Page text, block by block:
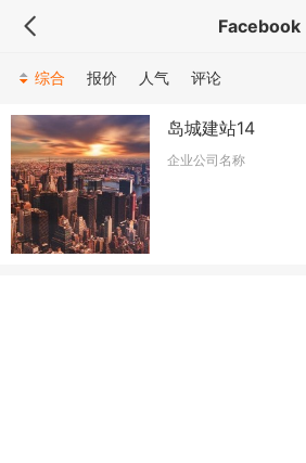
Facebook
综合 报价 人气 评论
岛城建站14
企业公司名称